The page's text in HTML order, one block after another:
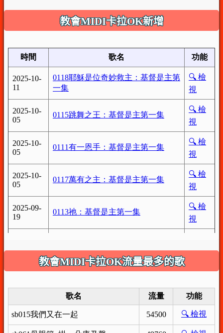
教會MIDI卡拉OK新增
教會MIDI卡拉OK流量最多的歌